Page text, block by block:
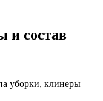
и состав
уборки, клинеры